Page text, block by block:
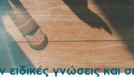
γνώσεις και